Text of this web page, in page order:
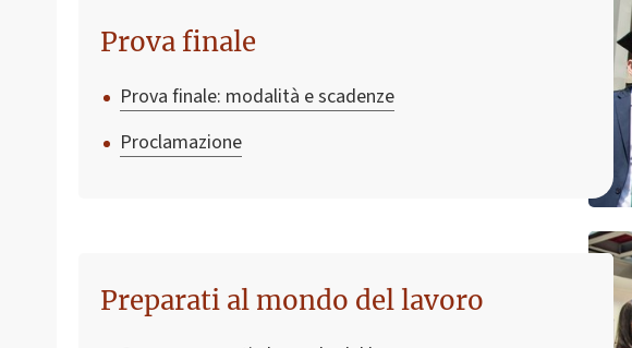
Prova finale
Prova finale: modalità e scadenze
Proclamazione
Preparati al mondo del lavoro